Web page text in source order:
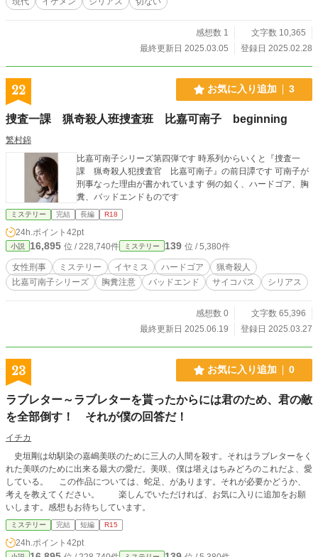
感想数 1
文字数 10,365
最終更新日 2025.03.05
登録日 2025.02.28
22 お気に入り追加 3
捜査一課 猟奇殺人班捜査班 比嘉可南子 beginning
繁村錦
比嘉可南子シリーズ第四弾です 時系列からいくと『捜査一
課 猟奇殺人犯捜査官 比嘉可南子』の前日譚です 可南子が
刑事なった理由が書かれています 例の如く、ハードゴア、胸
糞、バッドエンドものです
ミステリー 完結 長編 R18
24h.ポイント 42pt
小説 16,895 位 / 228,740件 ミステリー 139 位 / 5,380件
女性刑事 ミステリー イヤミス ハードゴア
猟奇殺人
比嘉可南子シリーズ
胸糞注意 バッドエンド サイコパス シリアス
感想数 0
文字数 65,396
最終更新日 2025.06.19
登録日 2025.03.27
23 お気に入り追加 0
ラブレター～ラブレターを貰ったからには君のため、君の敵
を全部倒す！ それが僕の回答だ！
イチカ
史垣剛は幼馴染の嘉嶋美咲のために三人の人間を殺す。それはラブレターをく
れた美咲のために出来る最大の愛だ。美咲、僕は堪えはちみどろのこれだよ、愛
している。 この作品については、蛇足、があります。それが必要かどうか、
考えを教えてください。 楽しんでいただければ、お気に入りに追加をお願
いします。感想もお待ちしています。
ミステリー 完結 短編 R15
24h.ポイント 42pt